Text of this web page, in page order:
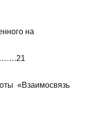
на
«Взаимосвязь